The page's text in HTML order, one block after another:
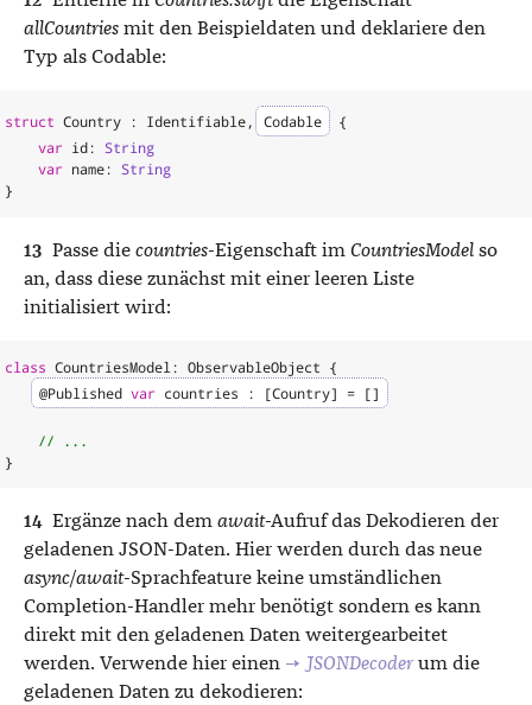
allCountries mit den Beispieldaten und deklariere den
Typ als Codable:
struct Country : Identifiable, Codable
{
var id:
String
var name:
String
}
Passe die countries-Eigenschaft im CountriesModel so
an, dass diese zunächst mit einer leeren Liste
initialisiert wird:
class CountriesModel : ObservableObject {
@Published var countries : [Country] = []
// ...
}
Ergänze nach dem await-Aufruf das Dekodieren der
geladenen JSON-Daten. Hier werden durch das neue
async/await-Sprachfeature keine umständlichen
Completion-Handler mehr benötigt sondern es kann
direkt mit den geladenen Daten weitergearbeitet
werden. Verwende hier einen → JSONDecoderum die
geladenen Daten zu dekodieren: